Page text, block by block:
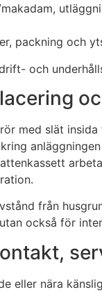
packning och
och
med slät
från
också för
eller nära